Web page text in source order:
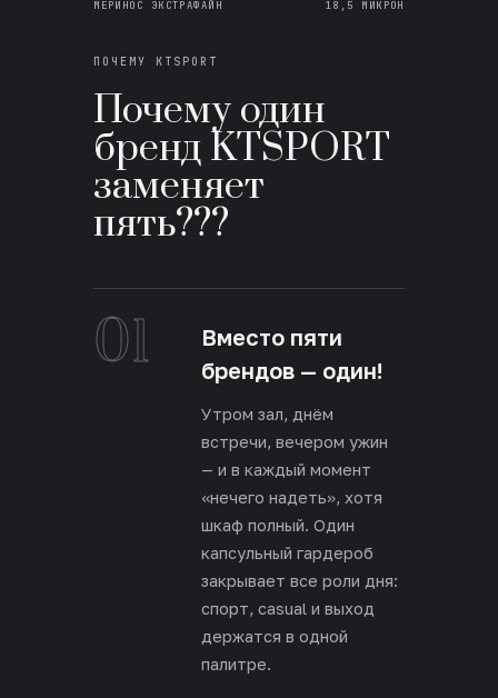
МЕРИНОС ЭКСТРАФАЙН 18,5 МИКРОН
ПОЧЕМУ KTSPORT
Почему один
бренд KTSPORT
заменяет
пять???
01
Вместо пяти
брендов — один!
Утром зал, днём
встречи, вечером ужин
— и в каждый момент
«нечего надеть», хотя
шкаф полный. Один
капсульный гардероб
закрывает все роли дня:
спорт, casual и выход
держатся в одной
палитре.